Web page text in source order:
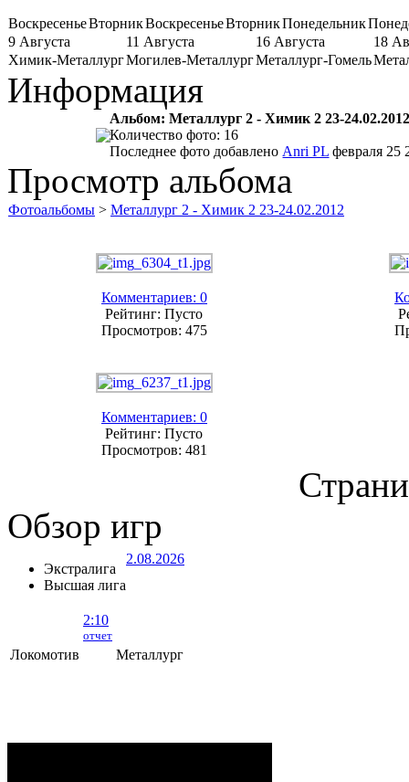
ВоскресеньеВторникВоскресеньеВторникПонедельник
9 Августа
11 Августа 16 Августа
18
Химик-МеталлургМогилев-МеталлургМеталлург-Гомель
Информация
Альбом: Металлург 2 - Химик 2 23-
Количество фото: 16
Последнее фото добавлено Anri PL февраля 25
Просмотр альбома
Фотоальбомы > Металлург 2 - Химик 2 23-24.02.2012
Комментариев: 0
Рейтинг: Пусто
Просмотров: 475
Комментариев: 0
Рейтинг: Пусто
Просмотров: 481
Обзор игр
Экстралига
Высшая лига
2.08.2026
2:10
отчет
Локомотив Металлург